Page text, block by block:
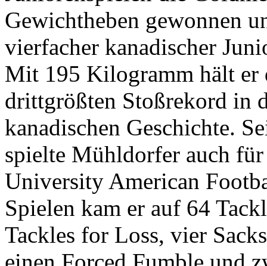
Gewichtheben gewonnen
vierfacher kanadischer
Mit 195 Kilogramm hält er
drittgrößten Stoßrekord in
kanadischen Geschichte.
spielte Mühldorfer auch für
University American
Spielen kam er auf 64
Tackles for Loss, vier